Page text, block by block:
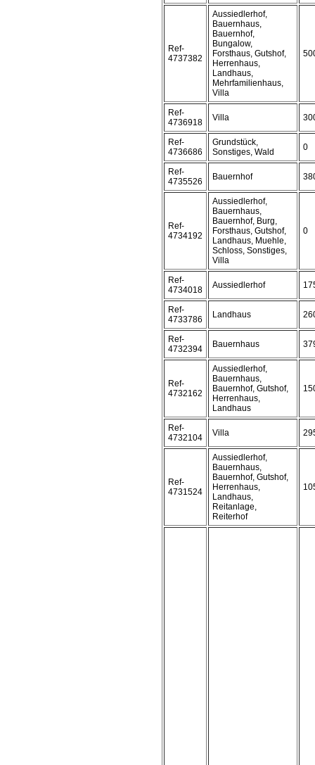
Ref-
4737382
Aussiedlerhof,
Bauernhaus,
Bauernhof,
Bungalow,
Forsthaus, Gutshof,
Herrenhaus,
Landhaus,
Mehrfamilienhaus,
Villa
Ref-
4736918
Villa
Ref-
4736686
Grundstück,
Sonstiges, Wald
0
Ref-
4735526
Bauernhof
Ref-
4734192
Aussiedlerhof,
Bauernhaus,
Bauernhof, Burg,
Forsthaus, Gutshof,
Landhaus, Muehle,
Schloss, Sonstiges,
Villa
0
Ref-
4734018
Aussiedlerhof
Ref-
4733786
Landhaus
Ref-
4732394
Bauernhaus
Ref-
4732162
Aussiedlerhof,
Bauernhaus,
Bauernhof, Gutshof,
Herrenhaus,
Landhaus
Ref-
4732104
Villa
Ref-
4731524
Aussiedlerhof,
Bauernhaus,
Bauernhof, Gutshof,
Herrenhaus,
Landhaus,
Reitanlage,
Reiterhof